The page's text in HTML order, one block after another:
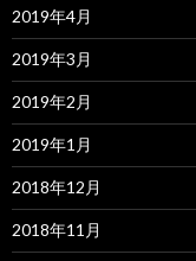
2019年4月
2019年3月
2019年2月
2019年1月
2018年12月
2018年11月